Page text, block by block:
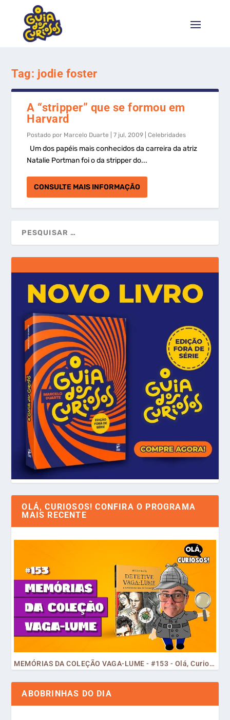
Tag: jodie foster
A “stripper” que se formou em
Harvard
Postado por Marcelo Duarte |7 jul, 2009 |Celebridades
Um dos papéis mais conhecidos da carreira da atriz
Natalie Portman foi o da stripper do...
CONSULTE MAIS INFORMAÇÃO
OLÁ, CURIOSOS! CONFIRA O PROGRAMA
MAIS RECENTE
MEMÓRIAS DA COLEÇÃO VAGA-LUME - #153 - Olá, Curiosos! 2023
ABOBRINHAS DO DIA